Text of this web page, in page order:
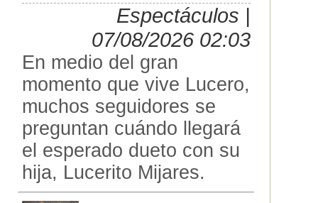
Espectáculos |
07/08/2026 02:03
En medio del gran
momento que vive Lucero,
muchos seguidores se
preguntan cuándo llegará
el esperado dueto con su
hija, Lucerito Mijares.